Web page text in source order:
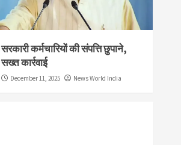
सरकारी कर्मचारियों की संपत्ति छुपाने,
सख्त कार्रवाई
December 11, 2025 News World India